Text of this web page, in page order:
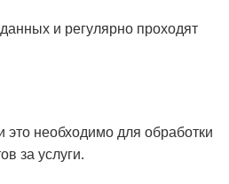
и регулярно проходят
необходимо для обработки
за услуги.